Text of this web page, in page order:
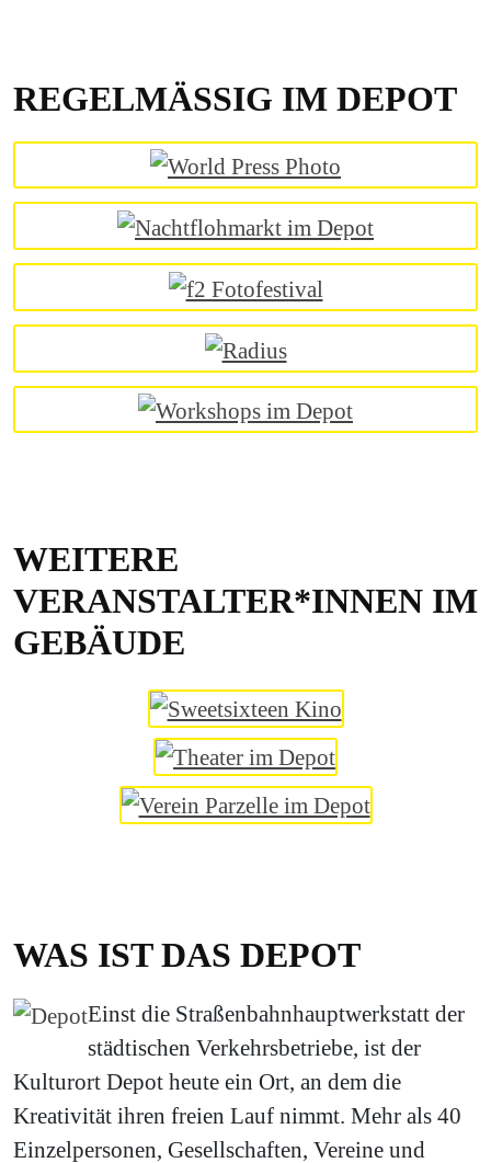
REGELMÄSSIG IM DEPOT
WEITERE
VERANSTALTER*INNEN IM
GEBÄUDE
WAS IST DAS DEPOT
Einst die Straßenbahnhauptwerkstatt der
städtischen Verkehrsbetriebe, ist der
Kulturort Depot heute ein Ort, an dem die
Kreativität ihren freien Lauf nimmt. Mehr als 40
Einzelpersonen, Gesellschaften, Vereine und